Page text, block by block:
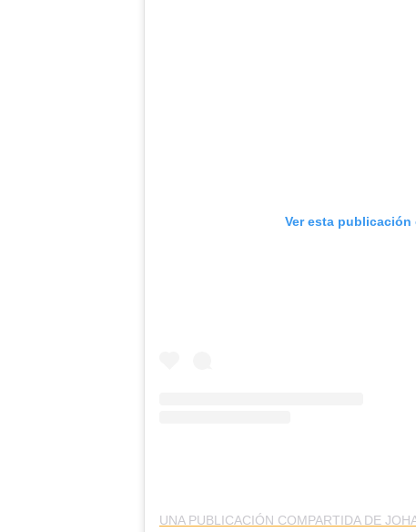
Ver esta publicación